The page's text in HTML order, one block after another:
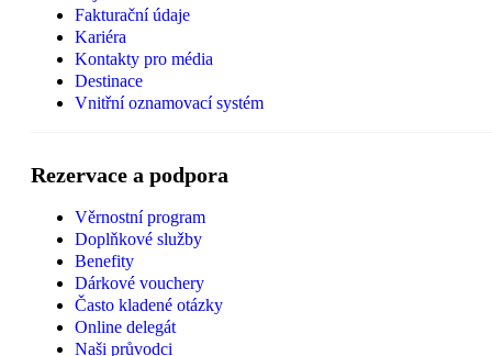
Fakturační údaje
Kariéra
Kontakty pro média
Destinace
Vnitřní oznamovací systém
Rezervace a podpora
Věrnostní program
Doplňkové služby
Benefity
Dárkové vouchery
Často kladené otázky
Online delegát
Naši průvodci